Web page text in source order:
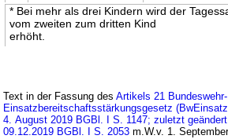
* Bei mehr als drei Kindern wird der
vom zweiten zum dritten Kind
erhöht.
Text in der Fassung desArtikels 21 Bundeswehr-
Einsatzbereitschaftsstärkungsgesetz
4. August 2019 BGBl. I S. 1147; zuletzt
09.12.2019 BGBl. I S. 2053 m.W.v. 1.